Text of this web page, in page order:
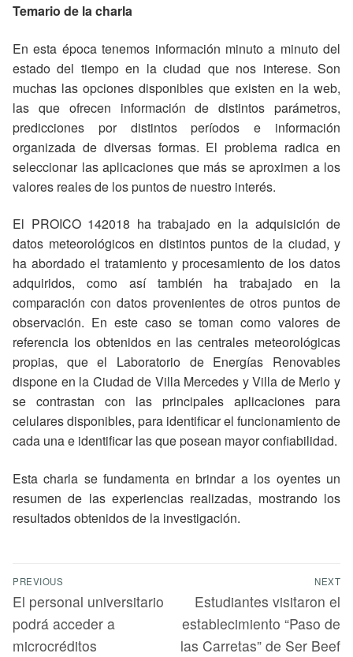
Temario de la charla
En esta época tenemos información minuto a minuto del
estado del tiempo en la ciudad que nos interese. Son
muchas las opciones disponibles que existen en la web,
las que ofrecen información de distintos parámetros,
predicciones por distintos períodos e información
organizada de diversas formas. El problema radica en
seleccionar las aplicaciones que más se aproximen a los
valores reales de los puntos de nuestro interés.
El PROICO 142018 ha trabajado en la adquisición de
datos meteorológicos en distintos puntos de la ciudad, y
ha abordado el tratamiento y procesamiento de los datos
adquiridos, como así también ha trabajado en la
comparación con datos provenientes de otros puntos de
observación. En este caso se toman como valores de
referencia los obtenidos en las centrales meteorológicas
propias, que el Laboratorio de Energías Renovables
dispone en la Ciudad de Villa Mercedes y Villa de Merlo y
se contrastan con las principales aplicaciones para
celulares disponibles, para identificar el funcionamiento de
cada una e identificar las que posean mayor confiabilidad.
Esta charla se fundamenta en brindar a los oyentes un
resumen de las experiencias realizadas, mostrando los
resultados obtenidos de la investigación.
PREVIOUS
El personal universitario
podrá acceder a
microcréditos
NEXT
Estudiantes visitaron el
establecimiento “Paso de
las Carretas” de Ser Beef